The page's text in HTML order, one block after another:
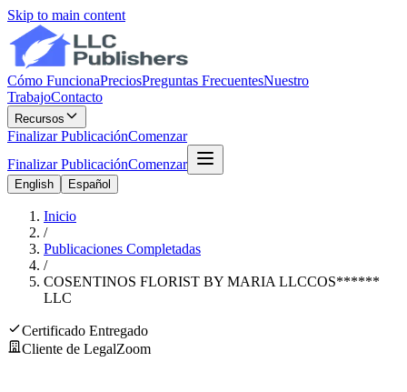
Skip to main content
Cómo FuncionaPreciosPreguntas FrecuentesNuestro
TrabajoContacto
Recursos
Finalizar PublicaciónComenzar
Finalizar PublicaciónComenzar
English Español
Inicio
/
Publicaciones Completadas
/
COSENTINOS FLORIST BY MARIA LLCCOS******
LLC
Certificado Entregado
Cliente de LegalZoom